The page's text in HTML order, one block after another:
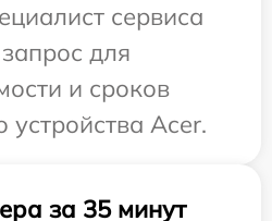
сервиса
для
и сроков
Acer.
за 35 минут